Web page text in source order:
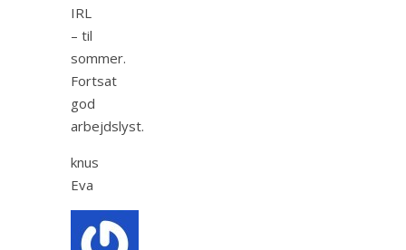
IRL
– til
sommer.
Fortsat
god
arbejdslyst.
knus
Eva